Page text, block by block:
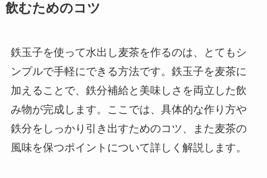
飲むためのコツ
鉄玉子を使って水出し麦茶を作るのは、とてもシ
ンプルで手軽にできる方法です。鉄玉子を麦茶に
加えることで、鉄分補給と美味しさを両立した飲
み物が完成します。ここでは、具体的な作り方や
鉄分をしっかり引き出すためのコツ、また麦茶の
風味を保つポイントについて詳しく解説します。